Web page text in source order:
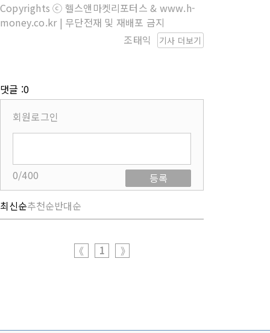
Copyrights ⓒ 헬스앤마켓리포터스 & www.h-
money.co.kr | 무단전재 및 재배포 금지
기사 더보기
조태익
댓글 :0
회원로그인
0/400
등록
최신순추천순반대순
《 1 》